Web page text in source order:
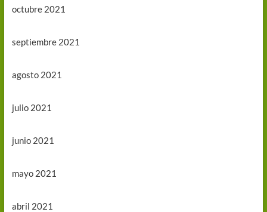
octubre 2021
septiembre 2021
agosto 2021
julio 2021
junio 2021
mayo 2021
abril 2021